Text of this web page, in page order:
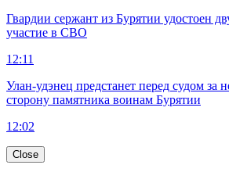
Гвардии сержант из Бурятии удостоен
участие в СВО
12:11
Улан-удэнец предстанет перед судом за
сторону памятника воинам Бурятии
12:02
Close